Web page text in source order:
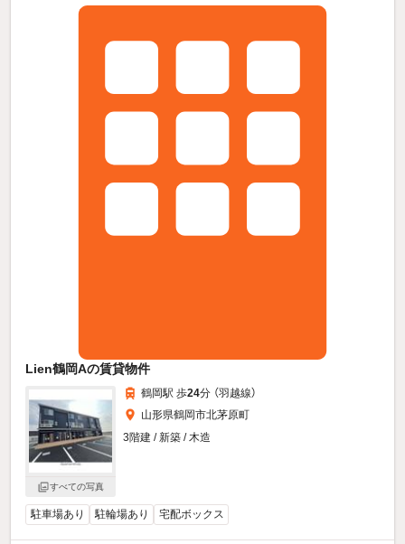
Lien鶴岡Aの賃貸物件
すべての写真
鶴岡駅 歩24分 （羽越線）
山形県鶴岡市北茅原町
3階建 / 新築 / 木造
駐車場あり 駐輪場あり 宅配ボックス